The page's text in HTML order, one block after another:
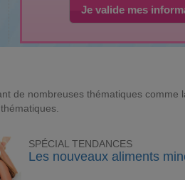
Je valide mes
de nombreuses thématiques comme
SPÉCIAL TENDANCES
Les nouveaux aliments